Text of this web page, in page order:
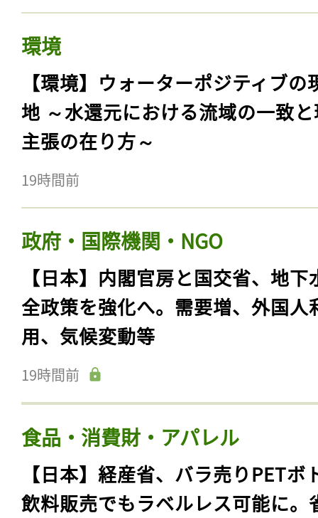
環境
【環境】ウォーターポジティブの
地 ～水還元における流域の一致
主張の在り方～
19時間前
政府・国際機関・NGO
【日本】内閣官房と国交省、地下
全政策を強化へ。需要増、外国人
用、気候変動等
19時間前
食品・消費財・アパレル
【日本】経産省、バラ売りPETボ
飲料販売でもラベルレス可能に。